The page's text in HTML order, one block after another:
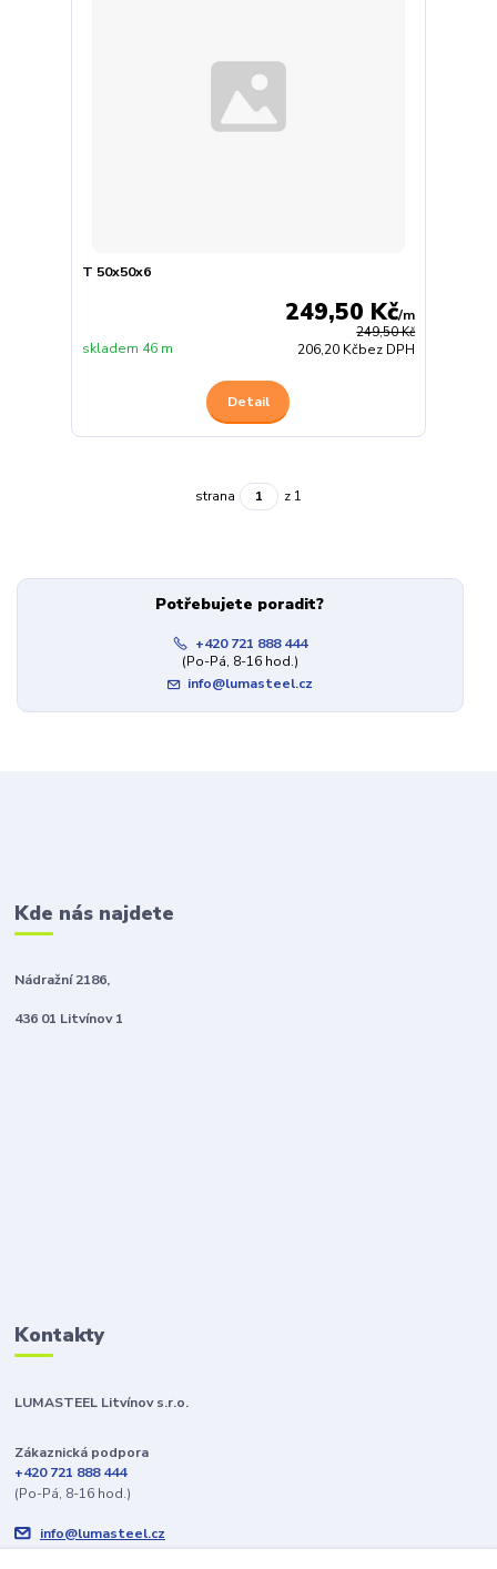
T 50x50x6
249,50 Kč
249,50 Kč/m
206,20 Kčbez DPH
skladem 46 m
Detail
strana z 1
Potřebujete poradit?
+420 721 888 444
(Po-Pá, 8-16 hod.)
info@lumasteel.cz
Kde nás najdete
Nádražní 2186,
436 01 Litvínov 1
Kontakty
LUMASTEEL Litvínov s.r.o.
Zákaznická podpora
+420 721 888 444
(Po-Pá, 8-16 hod.)
info@lumasteel.cz